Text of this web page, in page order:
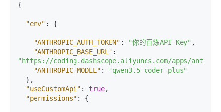
{
"env" : {
"ANTHROPIC_AUTH_TOKEN" : "你的百炼API Key" ,
"ANTHROPIC_BASE_URL" :
"https://coding.dashscope.aliyuncs.com/apps/
"ANTHROPIC_MODEL" :
"qwen3.5-coder-plus"
} ,
"useCustomApi" : true,
"permissions" : {